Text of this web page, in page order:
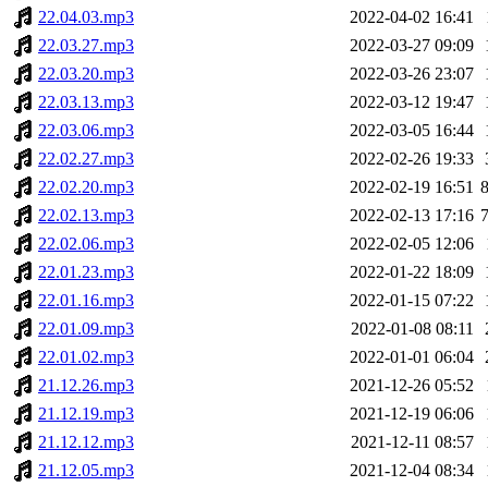
22.04.03.mp3
2022-04-02 16:41
22.03.27.mp3
2022-03-27 09:09
22.03.20.mp3
2022-03-26 23:07
22.03.13.mp3
2022-03-12 19:47
22.03.06.mp3
2022-03-05 16:44
22.02.27.mp3
2022-02-26 19:33
22.02.20.mp3
2022-02-19 16:51
22.02.13.mp3
2022-02-13 17:16
22.02.06.mp3
2022-02-05 12:06
22.01.23.mp3
2022-01-22 18:09
22.01.16.mp3
2022-01-15 07:22
22.01.09.mp3
2022-01-08 08:11
22.01.02.mp3
2022-01-01 06:04
21.12.26.mp3
2021-12-26 05:52
21.12.19.mp3
2021-12-19 06:06
21.12.12.mp3
2021-12-11 08:57
21.12.05.mp3
2021-12-04 08:34